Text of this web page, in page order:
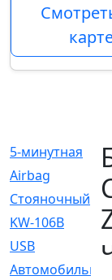
5-минутная
Airbag
Cтояночный
KW-106B
USB
Автомобильное